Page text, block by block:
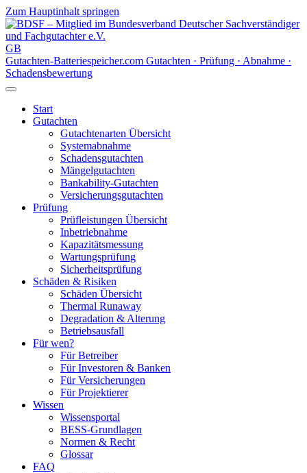
Zum Hauptinhalt springen
GB
Gutachten-Batteriespeicher.com Gutachten · Prüfung · Abnahme ·
Schadensbewertung
Start
Gutachten
Gutachtenarten Übersicht
Systemabnahme
Schadensgutachten
Mängelgutachten
Bankability-Gutachten
Versicherungsgutachten
Prüfung
Prüfleistungen Übersicht
Inbetriebnahme
Kapazitätsmessung
Wartungsprüfung
Sicherheitsprüfung
Schäden & Risiken
Schäden Übersicht
Thermal Runaway
Degradation & Alterung
Betriebsausfall
Für wen?
Für Betreiber
Für Investoren & Banken
Für Versicherungen
Für Projektierer
Wissen
Wissensportal
BESS-Grundlagen
Normen & Recht
Glossar
FAQ